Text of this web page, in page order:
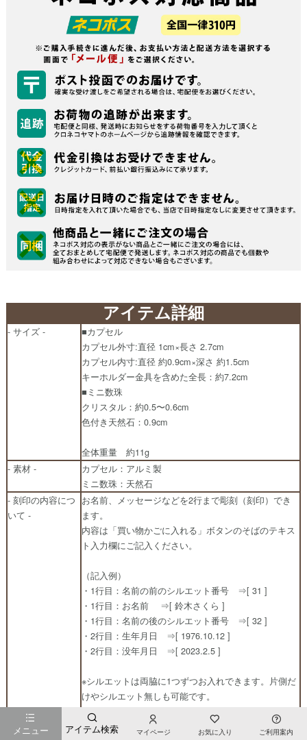
メニュー アイテム検索 マイページ お気に入り ご利用案内
アイテム詳細
- サイズ -
■カプセル
カプセル外寸:直径 1cm×長さ 2.7cm
カプセル内寸:直径 約0.9cm×深さ 約1.5cm
キーホルダー金具を含めた全長：約7.2cm
■ミニ数珠
クリスタル：約0.5〜0.6cm
色付き天然石：0.9cm
全体重量 約11g
- 素材 -
カプセル：アルミ製
ミニ数珠：天然石
- 刻印の内容につ
いて -
お名前、メッセージなどを2行まで彫刻（刻印）でき
ます。
内容は「買い物かごに入れる」ボタンのそばのテキス
ト入力欄にご記入ください。
（記入例）
・1行目：名前の前のシルエット番号 ⇒[ 31 ]
・1行目：お名前 ⇒[ 鈴木さくら ]
・1行目：名前の後のシルエット番号 ⇒[ 32 ]
・2行目：生年月日 ⇒[ 1976.10.12 ]
・2行目：没年月日 ⇒[ 2023.2.5 ]
※シルエットは両脇に1つずつお入れできます。片側だ
けやシルエット無しも可能です。
※生年月日、没年月日は【〜】でつないでお入れしま
す。